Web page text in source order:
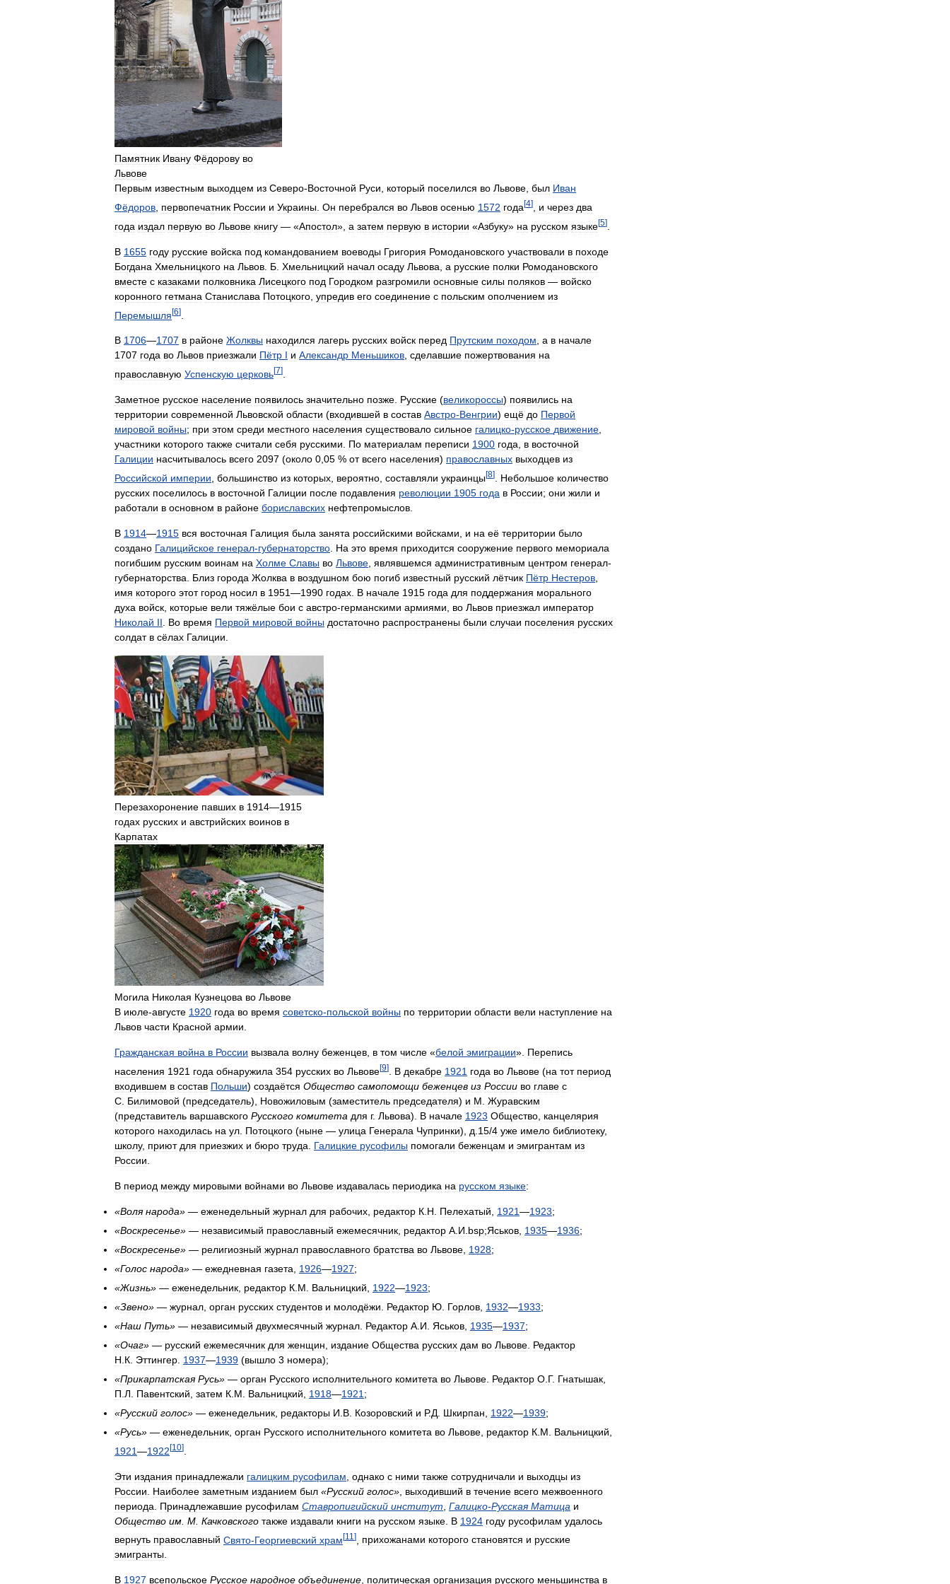
Памятник Ивану Фёдорову во
Львове
Первым известным выходцем из Северо-Восточной Руси, который поселился во Львове, был Иван
Фёдоров первопечатник России и Украины Он перебрался во Львов осенью 1572 года [4] и через два
года издал первую во Львове книгу — «Апостол», а затем первую в истории «Азбуку» на русском языке[5]
В 1655 году русские войска под командованием воеводы Григория Ромодановского участвовали в походе
Богдана Хмельницкого на Львов Б Хмельницкий начал осаду Львова а русские полки Ромодановского
вместе с казаками полковника Лисецкого под Городком разгромили основные силы поляков — войско
коронного гетмана Станислава Потоцкого упредив его соединение с польским ополчением из
Перемышля[6]
В 1706—1707 в районе Жолквы находился лагерь русских войск перед Прутским походом, а в начале
1707 года во Львов приезжали Пётр I и Александр Меньшиков, сделавшие пожертвования на
православную Успенскую церковь[7]
Заметное русское население появилось значительно позже Русские (великороссы) появились на
территории современной Львовской области (входившей в состав Австро-Венгрии) ещё до Первой
мировой войны; при этом среди местного населения существовало сильное галицко-русское движение
участники которого также считали себя русскими По материалам переписи 1900 года в восточной
Галиции насчитывалось всего 2097 (около 0 05 % от всего населения) православных выходцев из
Российской империи большинство из которых вероятно составляли украинцы[8] Небольшое количество
русских поселилось в восточной Галиции после подавления революции 1905 года в России; они жили и
работали в основном в районе бориславских нефтепромыслов
В 1914—1915 вся восточная Галиция была занята российскими войсками и на её территории было
создано Галицийское генерал-губернаторство На это время приходится сооружение первого мемориала
погибшим русским воинам на Холме Славы во Львове являвшемся административным центром генерал-
губернаторства
Близ города Жолква в воздушном бою погиб известный русский лётчик Пётр Нестеров
имя которого этот город носил в 1951—1990 годах В начале 1915 года для поддержания морального
духа войск которые вели тяжёлые бои с австро-германскими армиями во Львов приезжал император
Николай II Во время Первой мировой войны достаточно распространены были случаи поселения русских
солдат в сёлах Галиции
Перезахоронение павших в 1914—1915
годах русских и австрийских воинов в
Карпатах
Могила Николая Кузнецова во Львове
В июле-августе 1920 года во время советско-польской войны по территории области вели наступление на
Львов части Красной армии.
Гражданская война в России вызвала волну беженцев, в том числе «белой эмиграции». Перепись
населения 1921 года обнаружила 354 русских во Львове[9] В декабре 1921 года во Львове (на тот период
входившем в состав Польши) создаётся Общество самопомощи беженцев из России во главе с
С Билимовой (председатель), Новожиловым (заместитель председателя) и М Журавским
(представитель варшавского Русского комитета для г. Львова). В начале 1923 Общество канцелярия
которого находилась на ул Потоцкого (ныне — улица Генерала Чупринки), д 15/4 уже имело библиотеку,
школу, приют для приезжих и бюро труда Галицкие русофилы помогали беженцам и эмигрантам из
России
В период между мировыми войнами во Львове издавалась периодика на русском языке:
«Воля народа» — еженедельный журнал для рабочих редактор К Н Пелехатый 1921—1923;
«Воскресенье» — независимый православный ежемесячник редактор А И bsp;Яськов 1935—1936;
«Воскресенье» — религиозный журнал православного братства во Львове 1928;
«Голос народа» — ежедневная газета 1926—1927;
«Жизнь» — еженедельник редактор К М Вальницкий 1922—1923;
«Звено» — журнал орган русских студентов и молодёжи Редактор Ю Горлов 1932—1933;
«Наш Путь» — независимый двухмесячный журнал Редактор А И Яськов 1935—1937;
«Очаг» — русский ежемесячник для женщин издание Общества русских дам во Львове Редактор
Н К Эттингер 1937—1939 (вышло 3 номера);
«Прикарпатская Русь» — орган Русского исполнительного комитета во Львове Редактор О Г. Гнатышак
П Л Павентский затем К М Вальницкий 1918—1921 ;
«Русский голос» — еженедельник редакторы И В Козоровский и Р.Д Шкирпан 1922—1939;
«Русь» — еженедельник орган Русского исполнительного комитета во Львове редактор К М Вальницкий
1921—1922[10]
Эти издания принадлежали галицким русофилам однако с ними также сотрудничали и выходцы из
России
Наиболее заметным изданием был «Русский голос» выходивший в течение всего межвоенного
периода
Принадлежавшие русофилам Ставропигийский институт Галицко-Русская Матица и
Общество им М Качковского также издавали книги на русском языке В 1924 году русофилам удалось
вернуть православный Свято-Георгиевский храм[11 ] прихожанами которого становятся и русские
эмигранты
В 1927 всепольское Русское народное объединение политическая организация русского меньшинства в